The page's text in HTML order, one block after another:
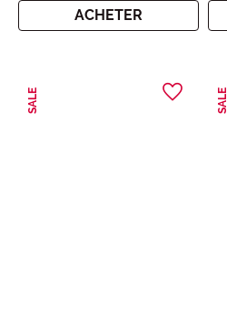
ACHETER
SALE SALE